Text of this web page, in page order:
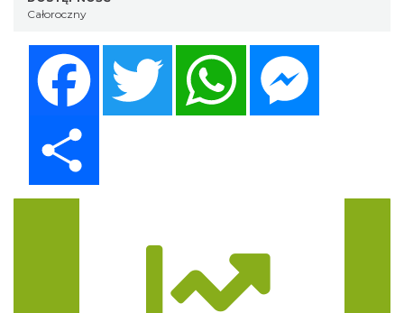
Całoroczny
Twitter WhatsApp